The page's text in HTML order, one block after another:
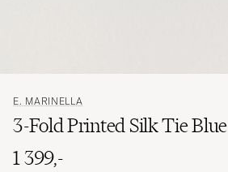
E. MARINELLA
3-Fold Printed Silk Tie Blue
1 399,-